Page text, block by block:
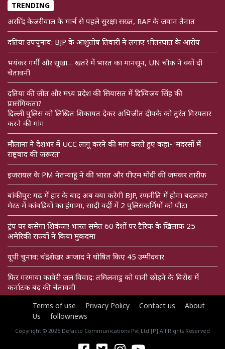
TRENDING
अरविंद केजरीवाल के मार्च से पहले सुरक्षा सख्त, RAF के जवान तैनात
दतिया उपचुनाव: BJP के आशुतोष तिवारी ने लगाए भीतरघात के आरोप
भयंकर गर्मी और सूखा… खतरे में भारत का मानसून, UN चीफ ने क्यों दी
चेतावनी
दतिया की जीत और मध्य प्रदेश की सियासत में दिग्विजय सिंह की
प्रासंगिकता?
दिल्ली पुलिस को लिखित शिकायत देकर अभिजीत दीपके को तुरंत गिरफ्तार
करने की मांग
मौलाना ने देशभर में UCC लागू करने की मांग करते हुए कहा- ‘मदरसों में
राष्ट्रवाद की जरूरत’
इजरायल के PM नेतन्याहू ने की भारत और पीएम मोदी की जमकर तारीफ
बांकीपुर: गढ़ में हार के बाद अब क्या करेगी BJP, रणनीति में होगा बदलाव?
मेरठ में कांवड़ियों का हंगामा, सादी वर्दी में 2 पुलिसकर्मियों को पीटा
ट्रंप पर कसेगा शिकंजा! भारत समेत 60 देशों पर टैरिफ के खिलाफ 25
अमेरिकी राज्यों ने किया मुकदमा
यूपी चुनाव: चंद्रशेखर आजाद ने घोषित किए 45 उम्मीदवार
फिर गरमाया कावेरी जल विवाद: तमिलनाडु को पानी छोड़ने के विरोध में
कर्नाटक बंद की चेतावनी
Terms of use Privacy Policy Contact us
About
Us
follownews
Copyright © 2025 Defacto Communications Pvt Ltd [P] All Rights Reserved